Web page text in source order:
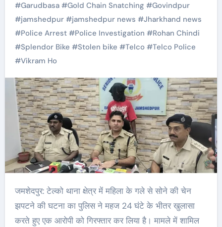
#Garudbasa#Gold Chain Snatching #Govindpur
#jamshedpur#jamshedpur news #Jharkhand news
#Police Arrest#Police Investigation #Rohan Chindi
#Splendor Bike #Stolen bike #Telco#Telco Police
#Vikram Ho
जमशेदपुर: टेल्को थाना क्षेत्र में महिला के गले से सोने की चेन
झपटने की घटना का पुलिस ने महज 24 घंटे के भीतर खुलासा
करते हुए एक आरोपी को गिरफ्तार कर लिया है। मामले में शामिल